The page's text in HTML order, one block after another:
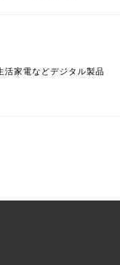
活家電などデジタル製品